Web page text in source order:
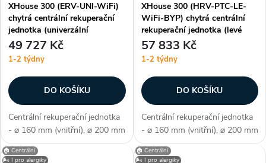
XHouse 300 (ERV-UNI-WiFi)
chytrá centrální rekuperační
jednotka (univerzální
připojení)
49 727 Kč
1-2 týdny
DO KOŠÍKU
Centrální rekuperační jednotka
- ⌀ 160 mm (vnitřní), ⌀ 200 mm
(vnější), ERV - entalpický
výměník (s obnovou tepla i
XHouse 300 (HRV-PTC-LE-
WiFi-BYP) chytrá centrální
rekuperační jednotka (levé
připojení)
57 833 Kč
1-2 týdny
DO KOŠÍKU
Centrální rekuperační jednotka
- ⌀ 160 mm (vnitřní), ⌀ 200 mm
(vnější), HRV - protiproudý
tepelný výměník, PTC
🏠 Centrální
🌬️ I pro alergiky
🏠 Centrální
🌬️ I pro alergiky